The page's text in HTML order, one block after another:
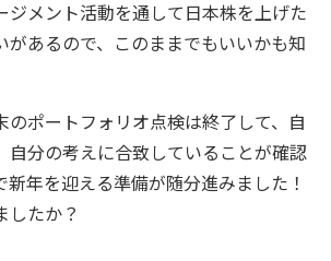
ジメント活動を通して日本株を上げた
があるので、このままでもいいかも知
のポートフォリオ点検は終了して、自
自分の考えに合致していることが確認
年を迎える準備が随分進みました！
したか？